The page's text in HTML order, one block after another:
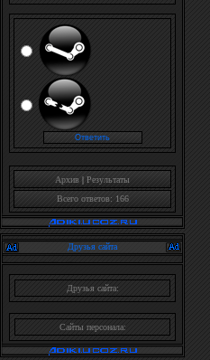
Архив | Результаты
Всего ответов: 166
Друзья сайта
Друзья сайта:
Сайты персонала: